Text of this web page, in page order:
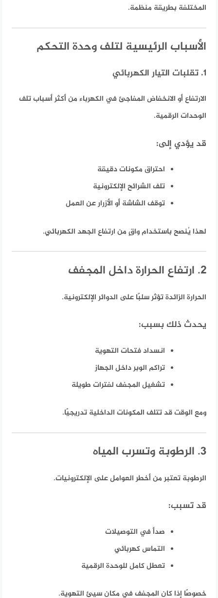
المختلفة بطريقة منظمة.
الأسباب الرئيسية لتلف وحدة التحكم
1. تقلبات التيار الكهربائي
الارتفاع أو الانخفاض المفاجئ في الكهرباء من أكثر أسباب تلف
الوحدات الرقمية.
قد يؤدي إلى:
احتراق مكونات دقيقة
تلف الشرائح الإلكترونية
توقف الشاشة أو الأزرار عن العمل
لهذا يُنصح باستخدام واقٍ من ارتفاع الجهد الكهربائي.
2. ارتفاع الحرارة داخل المجفف
الحرارة الزائدة تؤثر سلبًا على الدوائر الإلكترونية.
يحدث ذلك بسبب:
انسداد فتحات التهوية
تراكم الوبر داخل الجهاز
تشغيل المجفف لفترات طويلة
ومع الوقت قد تتلف المكونات الداخلية تدريجيًا.
3. الرطوبة وتسرب المياه
الرطوبة تعتبر من أخطر العوامل على الإلكترونيات.
قد تسبب:
صدأ في التوصيلات
التماس كهربائي
تعطل كامل للوحدة الرقمية
خصوصًا إذا كان المجفف في مكان سيئ التهوية.